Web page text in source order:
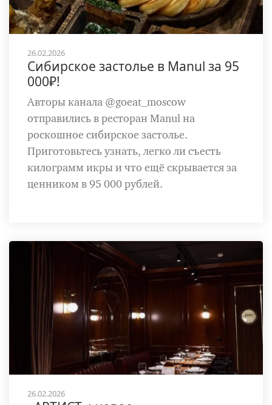
26.02.2026
Сибирское застолье в Manul за 95
000₽!
Авторы канала @goeat_moscow
отправились в ресторан Manul на
роскошное сибирское застолье.
Приготовьтесь узнать, легко ли съесть
килограмм икры и что ещё скрывается за
ценником в 95 000 рублей.
26.02.2026